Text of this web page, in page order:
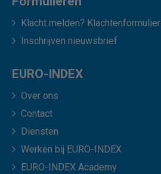
Klacht melden? Klachtenformulier
Inschrijven nieuwsbrief
EURO-INDEX
Over ons
Contact
Diensten
Werken bij EURO-INDEX
EURO-INDEX Academy